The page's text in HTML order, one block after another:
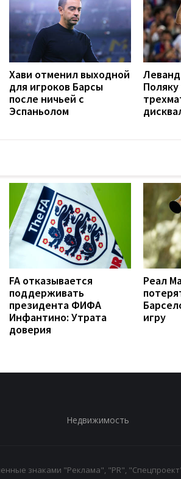
Хави отменил выходной
для игроков Барсы
после ничьей с
Эспаньолом
FA отказывается
поддерживать
президента ФИФА
Инфантино: Утрата
доверия
Реал
игру
Недвижимость
знаками "Реклама", "PR",